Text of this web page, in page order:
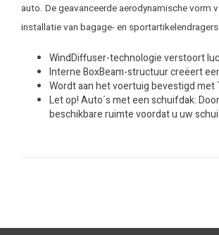
auto. De geavanceerde aerodynamische vorm
installatie van bagage- en
WindDiffuser-technologie verstoort
Interne BoxBeam-structuur creëert
Wordt aan het voertuig bevestigd
Let op! Auto´s met een schuifdak:
beschikbare ruimte voordat u uw